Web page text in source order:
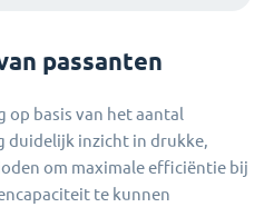
passanten
op basis van het aantal
duidelijk inzicht in drukke,
om maximale efficiëntie bij
te kunnen